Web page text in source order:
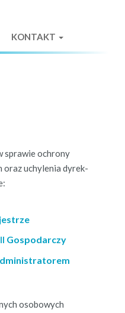
KONTAKT
spraw­ie ochrony
oraz uchyle­nia dyrek­
Gospodarczy
osobowych